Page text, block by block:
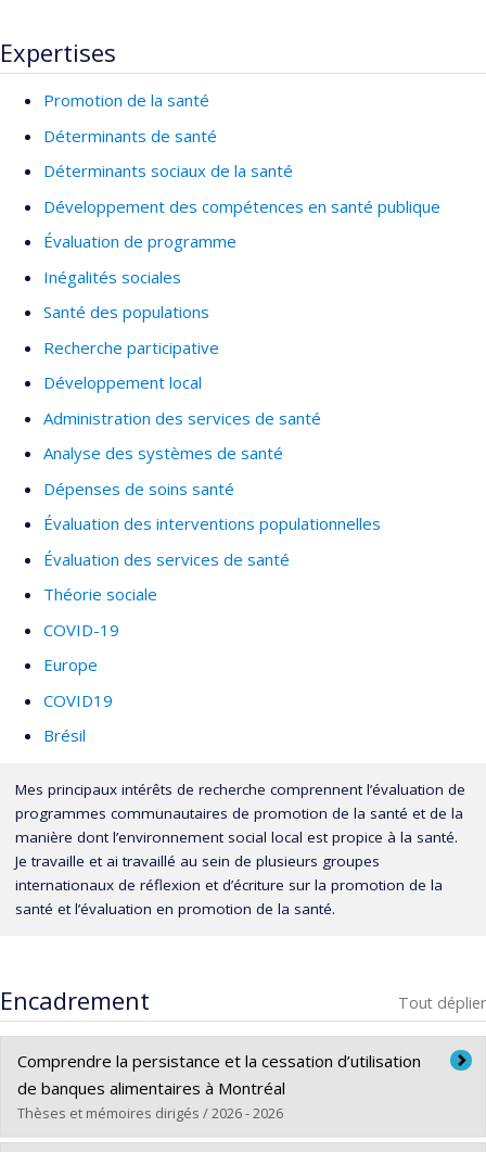
Expertises
Promotion de la santé
Déterminants de santé
Déterminants sociaux de la santé
Développement des compétences en santé publique
Évaluation de programme
Inégalités sociales
Santé des populations
Recherche participative
Développement local
Administration des services de santé
Analyse des systèmes de santé
Dépenses de soins santé
Évaluation des interventions populationnelles
Évaluation des services de santé
Théorie sociale
COVID-19
Europe
COVID19
Brésil
Mes principaux intérêts de recherche comprennent l’évaluation de
programmes communautaires de promotion de la santé et de la
manière dont l’environnement social local est propice à la santé.
Je travaille et ai travaillé au sein de plusieurs groupes
internationaux de réflexion et d’écriture sur la promotion de la
santé et l’évaluation en promotion de la santé.
Encadrement Tout déplier
Comprendre la persistance et la cessation d’utilisation
de banques alimentaires à Montréal
Thèses et mémoires dirigés / 2026 - 2026